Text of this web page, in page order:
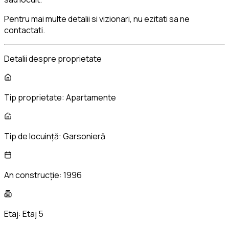
Pentru mai multe detalii si vizionari, nu ezitati sa ne
contactati.
Detalii despre proprietate
Tip proprietate: Apartamente
Tip de locuință: Garsonieră
An construcție: 1996
Etaj: Etaj 5